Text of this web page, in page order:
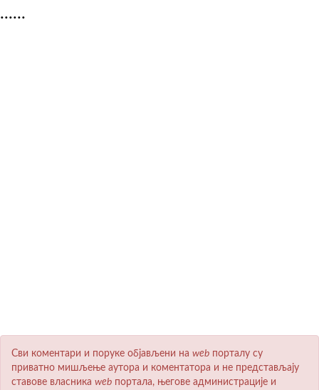
......
Сви коментари и поруке објављени на wеb порталу су
приватно мишљење аутора и коментатора и не представљају
ставове власника wеb портала, његове администрације и